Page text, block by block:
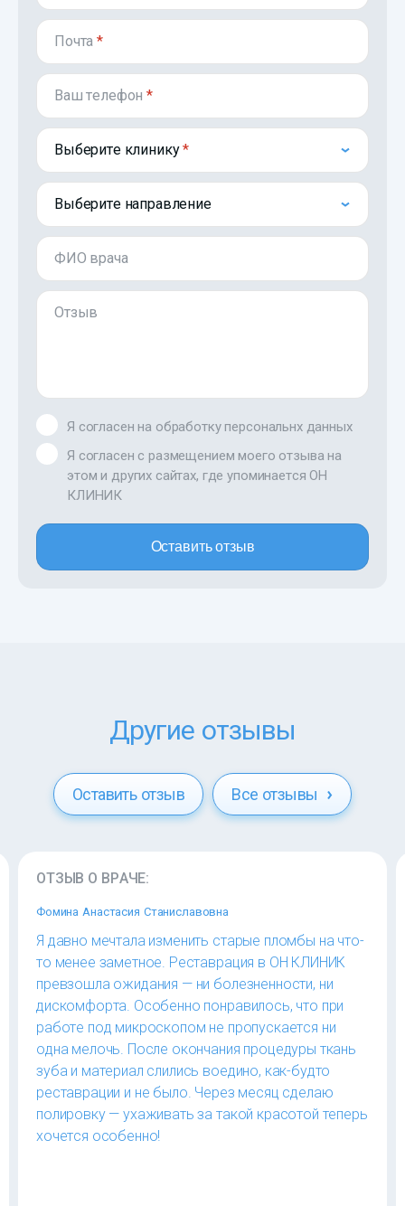
Почта*
Ваш телефон*
Выберите клинику
Выберите направление
ФИО врача
Отзыв
Я согласен на обработку персональнх данных
Я согласен с размещением моего отзыва на
этом и других сайтах, где упоминается ОН
КЛИНИК
Оставить отзыв
Другие отзывы
Оставить отзыв Все отзывы
ОТЗЫВ О ВРАЧЕ:
Фомина Анастасия Станиславовна
Я давно мечтала изменить старые пломбы на что-
то менее заметное. Реставрация в ОН КЛИНИК
превзошла ожидания — ни болезненности, ни
дискомфорта. Особенно понравилось, что при
работе под микроскопом не пропускается ни
одна мелочь. После окончания процедуры ткань
зуба и материал слились воедино, как-будто
реставрации и не было. Через месяц сделаю
полировку — ухаживать за такой красотой теперь
хочется особенно!